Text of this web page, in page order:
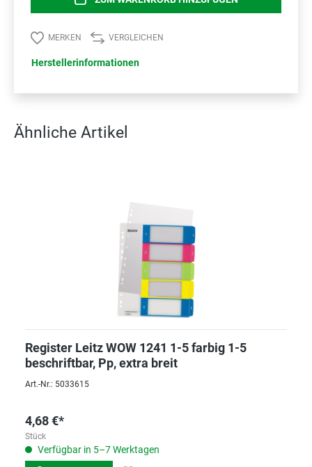
MERKEN VERGLEICHEN
Herstellerinformationen
Ähnliche Artikel
Register Leitz WOW 1241 1-5 farbig 1-5
beschriftbar, Pp, extra breit
Art.-Nr.: 5033615
4,68 €*
Stück
Verfügbar in 5–7 Werktagen